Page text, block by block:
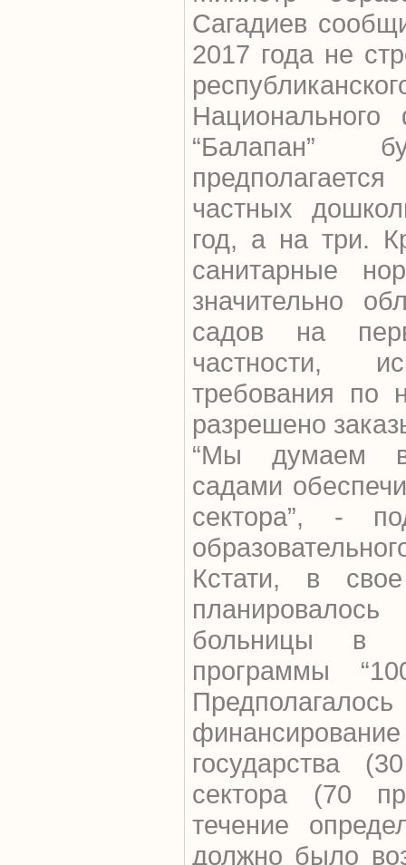
Сагадиев
2017 года не
“Балапан”
частных
год, а на три.
санитарные
значительно
садов на
частности,
требования по
разрешено
“Мы думаем в
садами
сектора”, -
Кстати, в
больницы в
программы
государства
сектора (70
течение
должно было